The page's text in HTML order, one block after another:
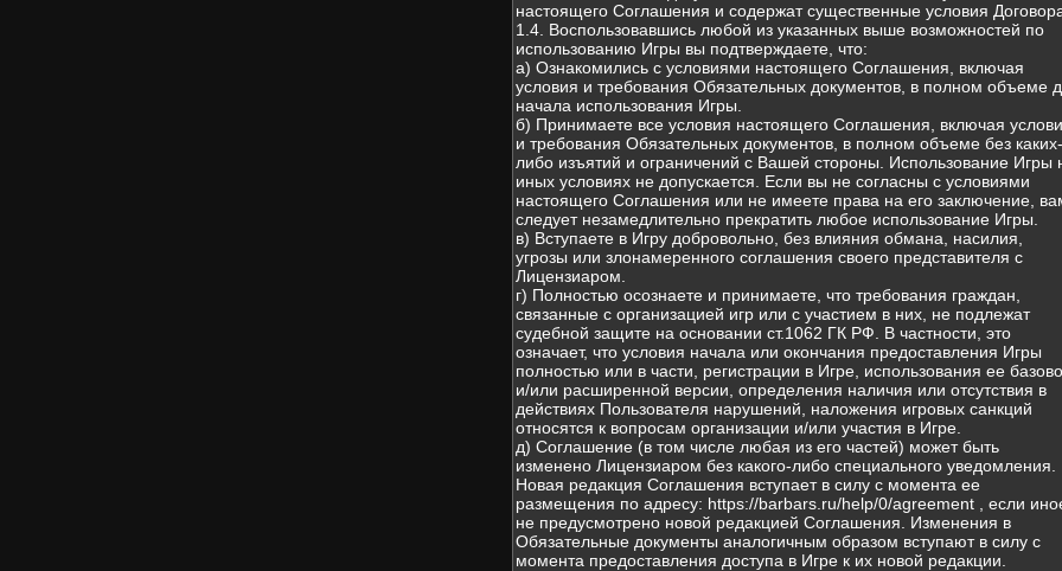
настоящего Соглашения и содержат существенные условия
1.4. Воспользовавшись любой из указанных выше возможностей по
использованию Игры вы подтверждаете, что:
а) Ознакомились с условиями настоящего Соглашения, включая
условия и требования Обязательных документов, в полном объеме
начала использования Игры.
б) Принимаете все условия настоящего Соглашения, включая
и требования Обязательных документов, в полном объеме без каких-
либо изъятий и ограничений с Вашей стороны. Использование Игры
иных условиях не допускается. Если вы не согласны с условиями
настоящего Соглашения или не имеете права на его заключение,
следует незамедлительно прекратить любое использование Игры.
в) Вступаете в Игру добровольно, без влияния обмана, насилия,
угрозы или злонамеренного соглашения своего представителя с
Лицензиаром.
г) Полностью осознаете и принимаете, что требования граждан,
связанные с организацией игр или с участием в них, не подлежат
судебной защите на основании ст.1062 ГК РФ. В частности, это
означает, что условия начала или окончания предоставления Игры
полностью или в части, регистрации в Игре, использования ее
и/или расширенной версии, определения наличия или отсутствия в
действиях Пользователя нарушений, наложения игровых санкций
относятся к вопросам организации и/или участия в Игре.
д) Соглашение (в том числе любая из его частей) может быть
изменено Лицензиаром без какого-либо специального уведомления.
Новая редакция Соглашения вступает в силу с момента ее
размещения по адресу: https://barbars.ru/help/0/agreement , если
не предусмотрено новой редакцией Соглашения. Изменения в
Обязательные документы аналогичным образом вступают в силу с
момента предоставления доступа в Игре к их новой редакции.